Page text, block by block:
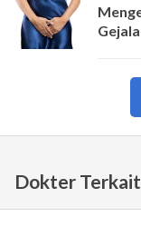
Dokter Terkait